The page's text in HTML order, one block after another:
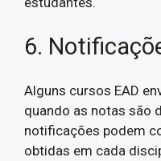
6.
Alguns cursos EAD
quando as notas são
notificações podem
obtidas em cada